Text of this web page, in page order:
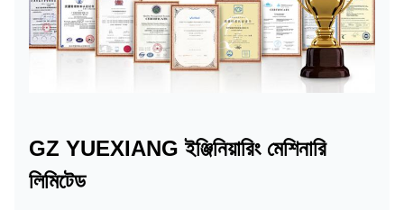
GZ YUEXIANG ইঞ্জিনিয়ারিং মেশিনারি
লিমিটেড